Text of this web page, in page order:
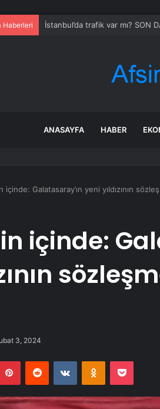
Haberleri İstanbul’da trafik var mı? SON
ANASAYFA HABER
içinde: Galatasaray’ın yeni yıldızının
içinde:
3, 2024
PinterestReddit VKontakteOdnoklassniki
Pocket